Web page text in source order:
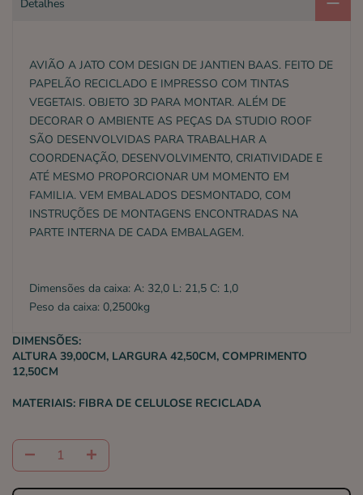
Detalhes
AVIÃO A JATO COM DESIGN DE JANTIEN BAAS. FEITO DE
PAPELÃO RECICLADO E IMPRESSO COM TINTAS
VEGETAIS. OBJETO 3D PARA MONTAR. ALÉM DE
DECORAR O AMBIENTE AS PEÇAS DA STUDIO ROOF
SÃO DESENVOLVIDAS PARA TRABALHAR A
COORDENAÇÃO, DESENVOLVIMENTO, CRIATIVIDADE E
ATÉ MESMO PROPORCIONAR UM MOMENTO EM
FAMILIA. VEM EMBALADOS DESMONTADO, COM
INSTRUÇÕES DE MONTAGENS ENCONTRADAS NA
PARTE INTERNA DE CADA EMBALAGEM.
Dimensões da caixa: A: 32,0 L: 21,5 C: 1,0
Peso da caixa: 0,2500kg
DIMENSÕES:
ALTURA 39,00CM, LARGURA 42,50CM, COMPRIMENTO
12,50CM
MATERIAIS: FIBRA DE CELULOSE RECICLADA